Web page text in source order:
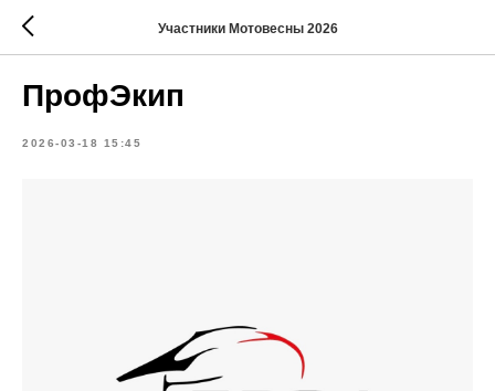
Участники Мотовесны 2026
ПрофЭкип
2026-03-18 15:45